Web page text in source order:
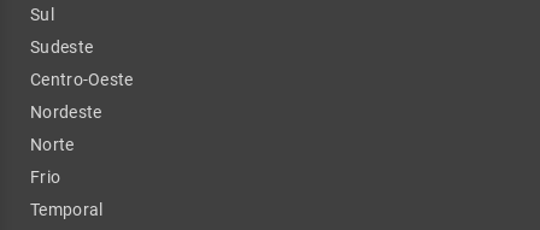
Sul
Sudeste
Centro-Oeste
Nordeste
Norte
Frio
Temporal